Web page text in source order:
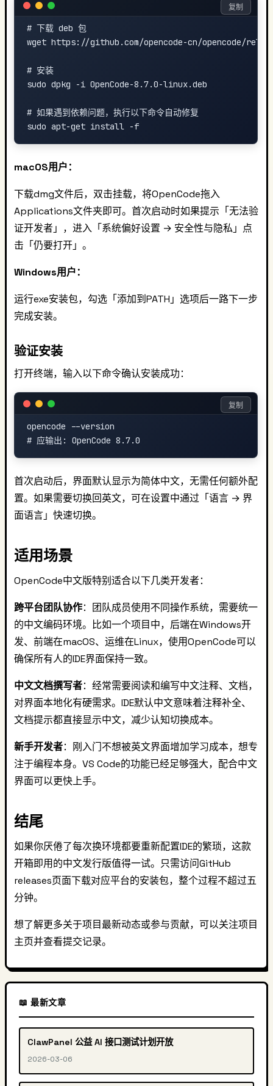
# 下载 deb 包
wget https://github.com/opencode-cn/opencode/
# 安装
sudo dpkg -i OpenCode-8.7.0-linux.deb
# 如果遇到依赖问题，执行以下命令自动修复
复制
macOS用户：
下载dmg文件后，双击挂载，将OpenCode拖入
Applications文件夹即可。首次启动时如果提示「无法验
证开发者」，进入「系统偏好设置 → 安全性与隐私」点
击「仍要打开」。
Windows用户：
运行exe安装包，勾选「添加到PATH」选项后一路下一步
完成安装。
验证安装
打开终端，输入以下命令确认安装成功：
opencode --version
复制
首次启动后，界面默认显示为简体中文，无需任何额外配
置。如果需要切换回英文，可在设置中通过「语言 → 界
面语言」快速切换。
适用场景
OpenCode中文版特别适合以下几类开发者：
跨平台团队协作：团队成员使用不同操作系统，需要统一
的中文编码环境。比如一个项目中，后端在Windows开
发、前端在macOS、运维在Linux，使用OpenCode可以
确保所有人的IDE界面保持一致。
中文文档撰写者：经常需要阅读和编写中文注释、文档，
对界面本地化有硬需求。IDE默认中文意味着注释补全、
文档提示都直接显示中文，减少认知切换成本。
新手开发者：刚入门不想被英文界面增加学习成本，想专
注于编程本身。VS Code的功能已经足够强大，配合中文
界面可以更快上手。
结尾
如果你厌倦了每次换环境都要重新配置IDE的繁琐，这款
开箱即用的中文发行版值得一试。只需访问GitHub
releases页面下载对应平台的安装包，整个过程不超过五
分钟。
想了解更多关于项目最新动态或参与贡献，可以关注项目
主页并查看提交记录。
📖 最新文章
ClawPanel 公益 AI 接口测试计划开放
2026-03-06